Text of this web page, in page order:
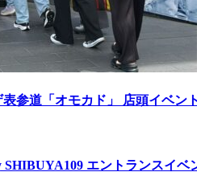
表参道「オモカド」 店頭イベン
SHIBUYA109 エントランスイベ